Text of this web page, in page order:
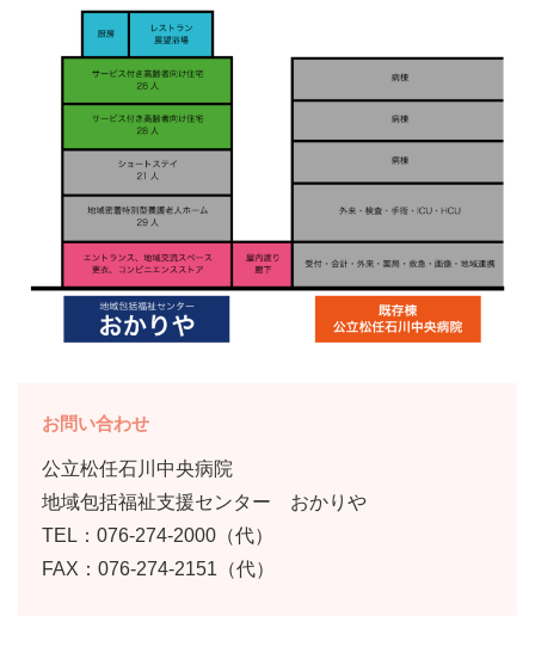
お問い合わせ
公立松任石川中央病院
地域包括福祉支援センター おかりや
TEL：076-274-2000（代）
FAX：076-274-2151（代）